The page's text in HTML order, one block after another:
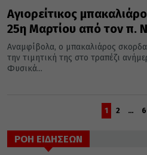
Αγιορείτικος
25η Μαρτίου από τον π.
Αναμφίβολα, ο μπακαλιάρος
την τιμητική της στο τραπέζι
Φυσικά...
1 2 …
ΡΟΗ ΕΙΔΗΣΕΩΝ